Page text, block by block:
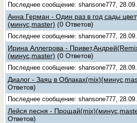
Последнее сообщение: shansone777,
Анна Герман - Один раз в год сады
(минус,master) (0 Ответов)
Последнее сообщение: shansone777,
Ирина Аллегрова -
(минус,master) (0 Ответов)
Последнее сообщение: shansone777,
Диалог - Заяц в
Ответов)
Последнее сообщение: shansone777,
Лейся песня -
Ответов)